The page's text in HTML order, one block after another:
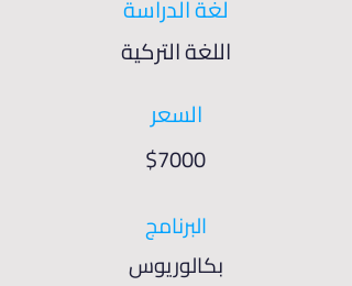
لغة الدراسة
اللغة التركية
السعر
$7000
البرنامج
بكالوريوس